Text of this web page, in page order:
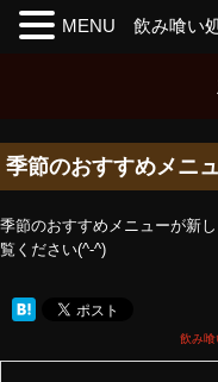
季節のおすすめメニ
季節のおすすめメニューが新
覧ください(^-^)
飲み喰
MENU 飲み喰い